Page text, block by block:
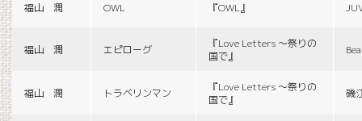
福山 潤 OWL 『OWL』
福山 潤 エピローグ
『Love Letters 〜祭りの
国で』
福山 潤 トラベリンマン
『Love Letters 〜祭りの
国で』
磯